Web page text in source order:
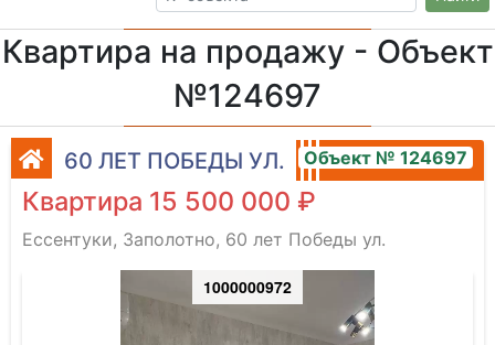
Квартира на продажу - Объект
№124697
60 ЛЕТ ПОБЕДЫ УЛ. Объект № 124697
Квартира 15 500 000 ₽
Ессентуки, Заполотно, 60 лет Победы ул.
1000000972